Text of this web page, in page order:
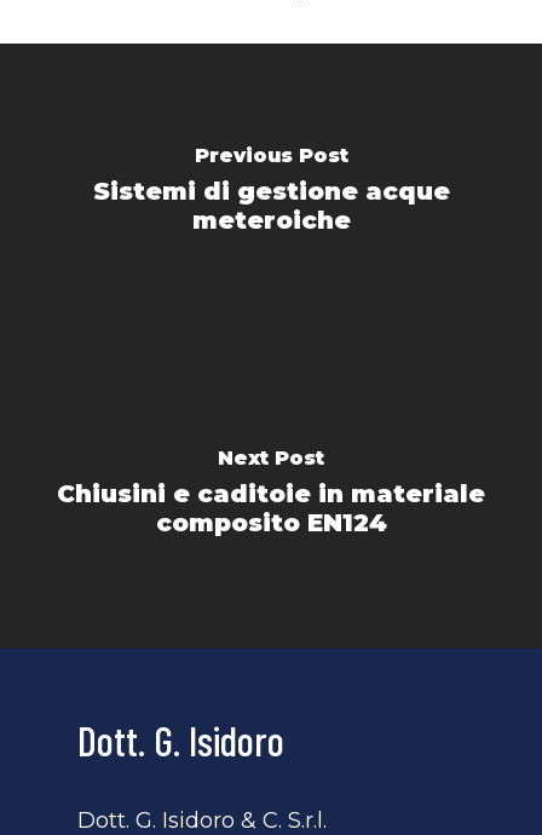
Previous Post
Sistemi di gestione acque
meteroiche
Next Post
Chiusini e caditoie in materiale
composito EN124
Dott. G. Isidoro
Dott. G. Isidoro & C. S.r.l.